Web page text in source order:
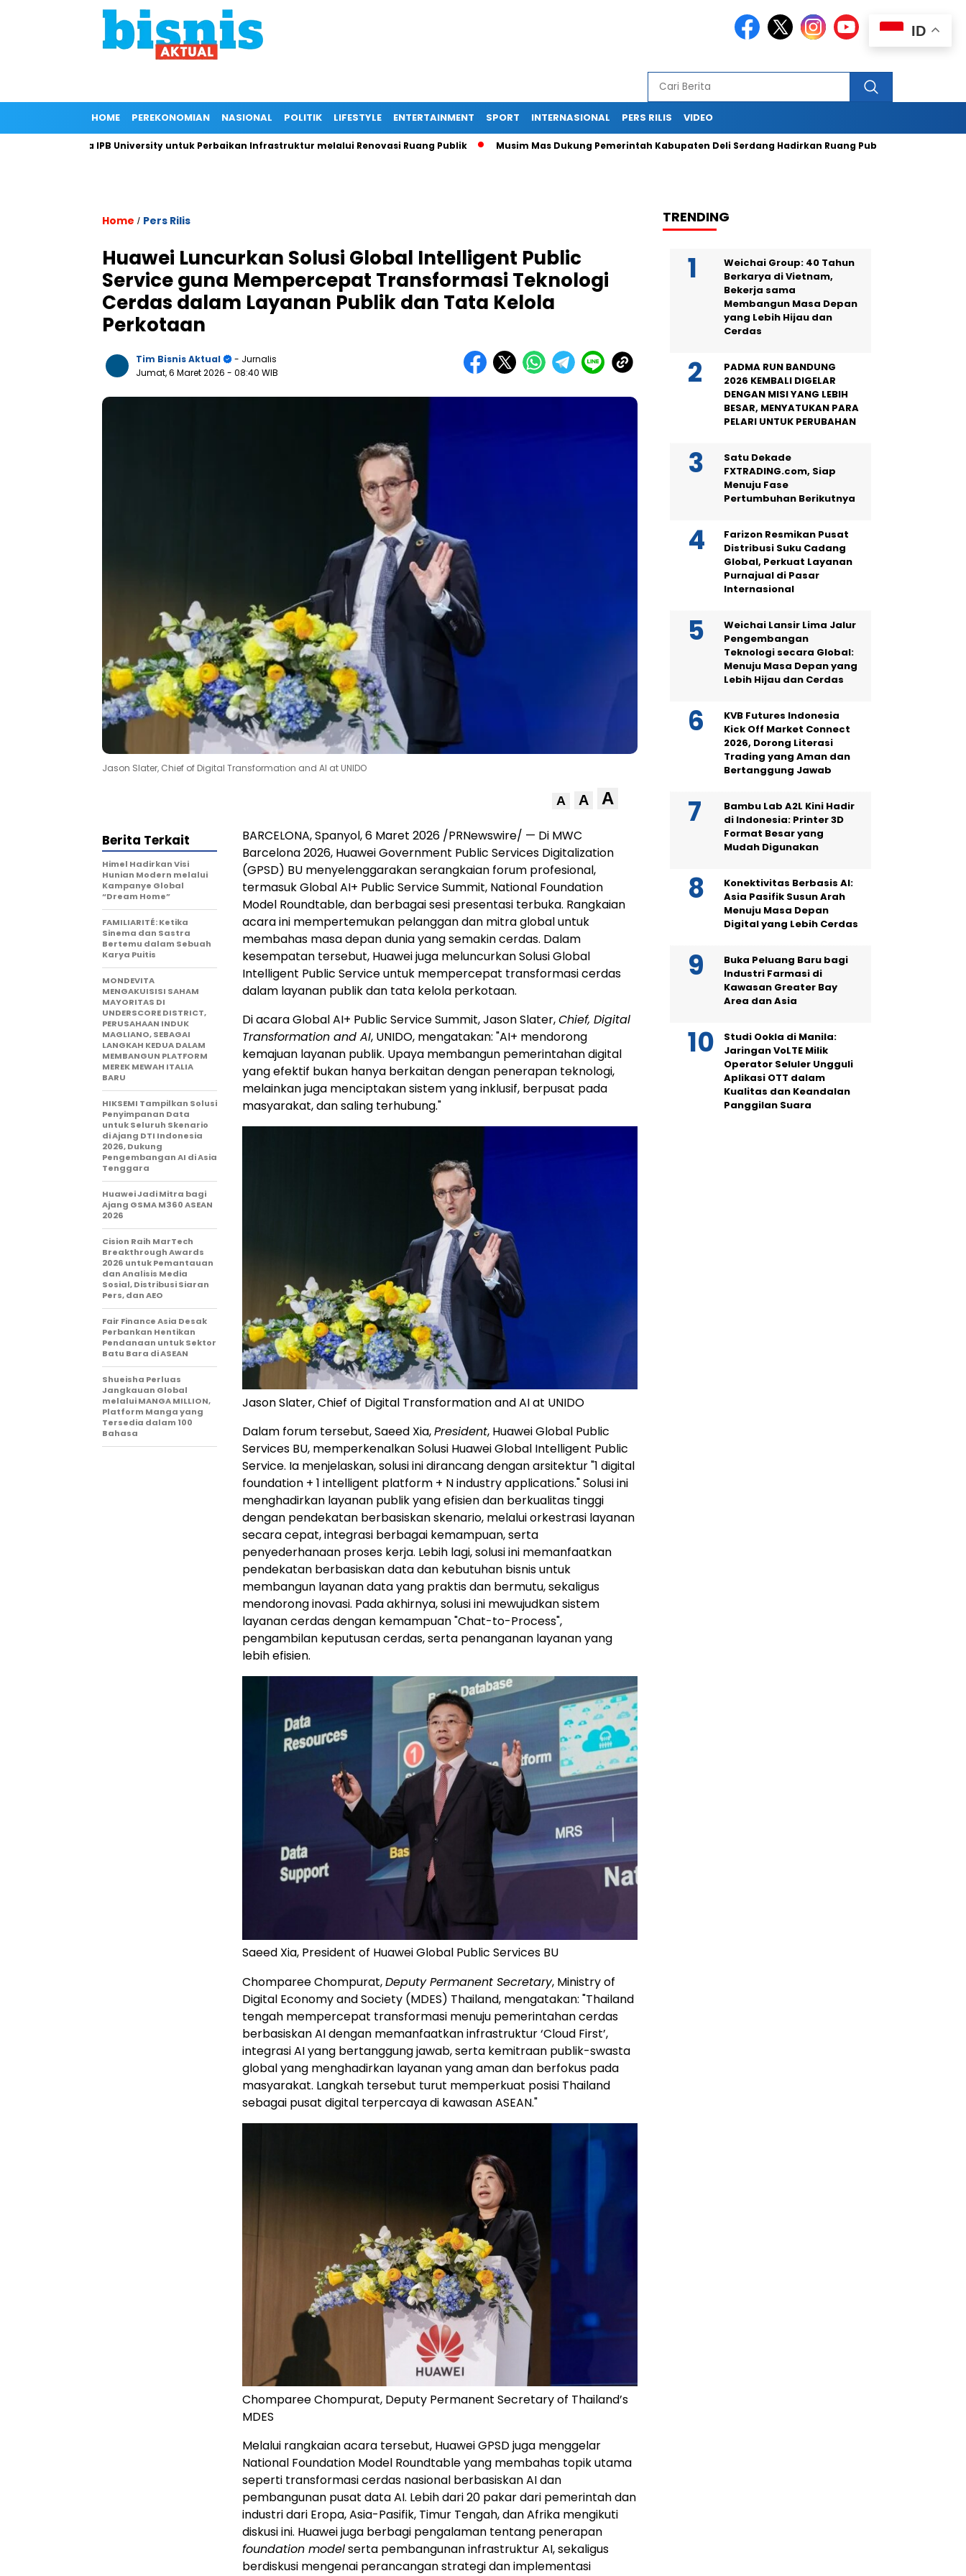
HOME PEREKONOMIAN NASIONAL POLITIK LIFESTYLE ENTERTAINMENT SPORT INTERNASIONAL PERS RILIS VIDEO
Kepada IPB University untuk Perbaikan Infrastruktur melalui Renovasi Ruang Publik Musim Mas Dukung Pemerintah Kabupaten Deli Serdang Hadirkan Ruang Publik Bersama melalui
Home / Pers Rilis
Huawei Luncurkan Solusi Global Intelligent Public
Service guna Mempercepat Transformasi Teknologi
Cerdas dalam Layanan Publik dan Tata Kelola
Perkotaan
Tim Bisnis Aktual
- Jurnalis
Jumat, 6 Maret 2026 - 08:40 WIB
Jason Slater, Chief of Digital Transformation and AI at UNIDO
A A A
BARCELONA, Spanyol, 6 Maret 2026 /PRNewswire/ — Di MWC
Barcelona 2026, Huawei Government Public Services Digitalization
(GPSD) BU menyelenggarakan serangkaian forum profesional,
termasuk Global AI+ Public Service Summit, National Foundation
Model Roundtable, dan berbagai sesi presentasi terbuka. Rangkaian
acara ini mempertemukan pelanggan dan mitra global untuk
membahas masa depan dunia yang semakin cerdas. Dalam
kesempatan tersebut, Huawei juga meluncurkan Solusi Global
Intelligent Public Service untuk mempercepat transformasi cerdas
dalam layanan publik dan tata kelola perkotaan.
Di acara Global AI+ Public Service Summit, Jason Slater,Chief, Digital
Transformation and AI, UNIDO, mengatakan: "AI+ mendorong
kemajuan layanan publik. Upaya membangun pemerintahan digital
yang efektif bukan hanya berkaitan dengan penerapan teknologi,
melainkan juga menciptakan sistem yang inklusif, berpusat pada
masyarakat, dan saling terhubung."
Jason Slater, Chief of Digital Transformation and AI at UNIDO
Dalam forum tersebut, Saeed Xia,President, Huawei Global Public
Services BU, memperkenalkan Solusi Huawei Global Intelligent Public
Service. Ia menjelaskan, solusi ini dirancang dengan arsitektur "1 digital
foundation + 1 intelligent platform + N industry applications." Solusi ini
menghadirkan layanan publik yang efisien dan berkualitas tinggi
dengan pendekatan berbasiskan skenario, melalui orkestrasi layanan
secara cepat, integrasi berbagai kemampuan, serta
penyederhanaan proses kerja. Lebih lagi, solusi ini memanfaatkan
pendekatan berbasiskan data dan kebutuhan bisnis untuk
membangun layanan data yang praktis dan bermutu, sekaligus
mendorong inovasi. Pada akhirnya, solusi ini mewujudkan sistem
layanan cerdas dengan kemampuan "Chat-to-Process",
pengambilan keputusan cerdas, serta penanganan layanan yang
lebih efisien.
Saeed Xia, President of Huawei Global Public Services BU
Chomparee Chompurat,Deputy Permanent Secretary, Ministry of
Digital Economy and Society (MDES) Thailand, mengatakan: "Thailand
tengah mempercepat transformasi menuju pemerintahan cerdas
berbasiskan AI dengan memanfaatkan infrastruktur ‘Cloud First’,
integrasi AI yang bertanggung jawab, serta kemitraan publik-swasta
global yang menghadirkan layanan yang aman dan berfokus pada
masyarakat. Langkah tersebut turut memperkuat posisi Thailand
sebagai pusat digital terpercaya di kawasan ASEAN."
Chomparee Chompurat, Deputy Permanent Secretary of Thailand’s
MDES
Melalui rangkaian acara tersebut, Huawei GPSD juga menggelar
National Foundation Model Roundtable yang membahas topik utama
seperti transformasi cerdas nasional berbasiskan AI dan
pembangunan pusat data AI. Lebih dari 20 pakar dari pemerintah dan
industri dari Eropa, Asia-Pasifik, Timur Tengah, dan Afrika mengikuti
diskusi ini. Huawei juga berbagi pengalaman tentang penerapan
foundation modelserta pembangunan infrastruktur AI, sekaligus
berdiskusi mengenai perancangan strategi dan implementasi
Berita Terkait
Himel Hadirkan Visi
Hunian Modern melalui
Kampanye Global
“Dream Home”
FAMILIARITÉ: Ketika
Sinema dan Sastra
Bertemu dalam Sebuah
Karya Puitis
MONDEVITA
MENGAKUISISI SAHAM
MAYORITAS DI
UNDERSCORE DISTRICT,
PERUSAHAAN INDUK
MAGLIANO, SEBAGAI
LANGKAH KEDUA DALAM
MEMBANGUN PLATFORM
MEREK MEWAH ITALIA
BARU
HIKSEMI Tampilkan Solusi
Penyimpanan Data
untuk Seluruh Skenario
di Ajang DTI Indonesia
2026, Dukung
Pengembangan AI di Asia
Tenggara
Huawei Jadi Mitra bagi
Ajang GSMA M360 ASEAN
2026
Cision Raih MarTech
Breakthrough Awards
2026 untuk Pemantauan
dan Analisis Media
Sosial, Distribusi Siaran
Pers, dan AEO
Fair Finance Asia Desak
Perbankan Hentikan
Pendanaan untuk Sektor
Batu Bara di ASEAN
Shueisha Perluas
Jangkauan Global
melalui MANGA MILLION,
Platform Manga yang
Tersedia dalam 100
Bahasa
TRENDING
Weichai Group: 40 Tahun
Berkarya di Vietnam,
Bekerja sama
Membangun Masa Depan
yang Lebih Hijau dan
Cerdas
PADMA RUN BANDUNG
2026 KEMBALI DIGELAR
DENGAN MISI YANG LEBIH
BESAR, MENYATUKAN PARA
PELARI UNTUK PERUBAHAN
Satu Dekade
FXTRADING.com, Siap
Menuju Fase
Pertumbuhan Berikutnya
Farizon Resmikan Pusat
Distribusi Suku Cadang
Global, Perkuat Layanan
Purnajual di Pasar
Internasional
Weichai Lansir Lima Jalur
Pengembangan
Teknologi secara Global:
Menuju Masa Depan yang
Lebih Hijau dan Cerdas
KVB Futures Indonesia
Kick Off Market Connect
2026, Dorong Literasi
Trading yang Aman dan
Bertanggung Jawab
Bambu Lab A2L Kini Hadir
di Indonesia: Printer 3D
Format Besar yang
Mudah Digunakan
Konektivitas Berbasis AI:
Asia Pasifik Susun Arah
Menuju Masa Depan
Digital yang Lebih Cerdas
Buka Peluang Baru bagi
Industri Farmasi di
Kawasan Greater Bay
Area dan Asia
Studi Ookla di Manila:
Jaringan VoLTE Milik
Operator Seluler Ungguli
Aplikasi OTT dalam
Kualitas dan Keandalan
Panggilan Suara
ID